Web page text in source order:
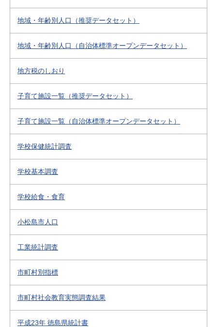
地域・年齢別人口（推奨データセット）
地域・年齢別人口（自治体標準オープンデータセット）
地方税のしおり
子育て施設一覧（推奨データセット）
子育て施設一覧（自治体標準オープンデータセット）
学校保健統計調査
学校基本調査
学校給食・食育
小松島市人口
工業統計調査
市町村別指標
市町村社会教育実態調査結果
平成23年 徳島県統計書